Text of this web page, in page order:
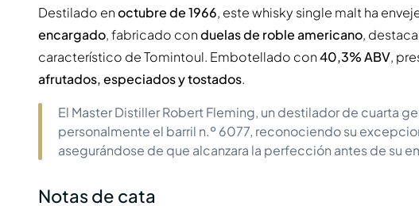
Destilado enoctubre de 1966, este whisky single malt ha
encargado, fabricado conduelas de roble americano,
característico de Tomintoul. Embotellado con40,3% ABV,
afrutados, especiados y tostados.
El Master Distiller Robert Fleming, un destilador de cuarta
personalmente el barril n.º 6077, reconociendo su
asegurándose de que alcanzara la perfección antes de su
Notas de cata